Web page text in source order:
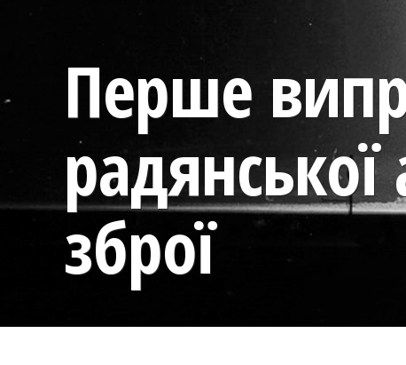
Перше
зброї